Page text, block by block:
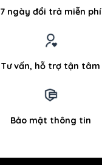
7 ngày đổi trả miễn phí
Tư vấn, hỗ trợ tận tâm
Bảo mật thông tin